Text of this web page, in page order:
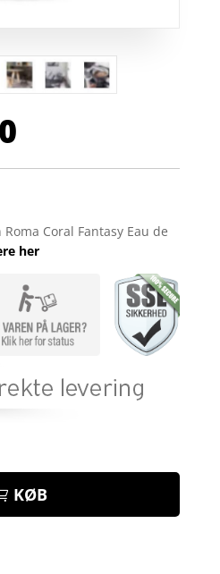
Coral Fantasy Eau de
her
KØB